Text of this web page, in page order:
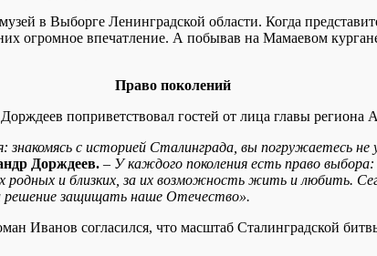
в Выборге Ленинградской области. Когда
огромное впечатление. А побывав на Мамаевом
Право поколений
поприветствовал гостей от лица главы региона
знакомясь с историей Сталинграда, вы погружаетесь
Дорждеев. – У каждого поколения есть право
родных и близких, за их возможность жить и любить.
решение защищать наше Отечество».
Иванов согласился, что масштаб Сталинградской